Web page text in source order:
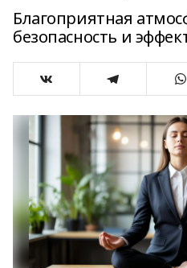
Благоприятная
безопасность и